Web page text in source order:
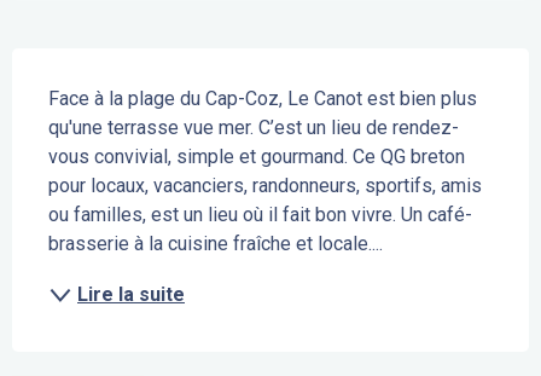
Face à la plage du Cap-Coz, Le Canot est bien plus
qu'une terrasse vue mer. C’est un lieu de rendez-
vous convivial, simple et gourmand. Ce QG breton
pour locaux, vacanciers, randonneurs, sportifs, amis
ou familles, est un lieu où il fait bon vivre. Un café-
brasserie à la cuisine fraîche et locale....
Lire la suite